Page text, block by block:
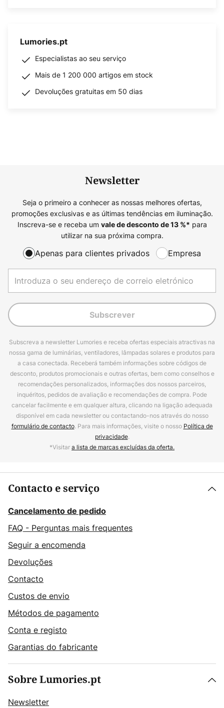
Lumories.pt
Especialistas ao seu serviço
Mais de 1 200 000 artigos em stock
Devoluções gratuitas em 50 dias
Newsletter
Seja o primeiro a conhecer as nossas melhores ofertas,
promoções exclusivas e as últimas tendências em iluminação.
Inscreva-se e receba um vale de desconto de13%* para
utilizar na sua próxima compra.
Apenas para clientes privados Empresa
Subscrever
Subscreva a newsletter Lumories e receba ofertas especiais atractivas na
nossa gama de luminárias, ventiladores, lâmpadas solares e produtos para
a casa conectada. Receberá também informações sobre códigos de
desconto, produtos promocionais e outras ofertas, bem como conselhos e
recomendações personalizados, informações dos nossos parceiros,
inquéritos, pedidos de avaliação e recomendações de compra. Pode
cancelar facilmente e em qualquer altura, clicando na ligação adequada
disponível em cada newsletter ou contactando-nos através do nosso
formulário de contacto. Para mais informações, visite o nosso Política de
privacidade.
*Visitara lista de marcas excluídas da oferta.
Contacto e serviço
Cancelamento de pedido
FAQ - Perguntas mais frequentes
Seguir a encomenda
Devoluções
Contacto
Custos de envio
Métodos de pagamento
Conta e registo
Garantias do fabricante
Sobre Lumories.pt
Newsletter